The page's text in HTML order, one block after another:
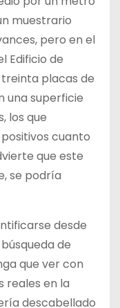
muestrario
pero en el
Edificio de
placas de
una superficie
los que
cuanto
que este
se podría
desde
de
que ver con
reales en la
descabellado